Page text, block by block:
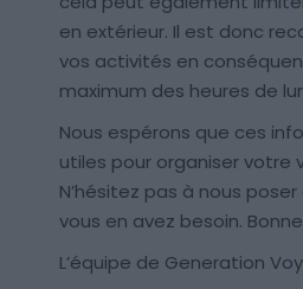
en extérieur. Il est donc
vos activités en
maximum des heures de
Nous espérons que ces
utiles pour organiser votre
N’hésitez pas à nous
vous en avez besoin.
L’équipe de Generation